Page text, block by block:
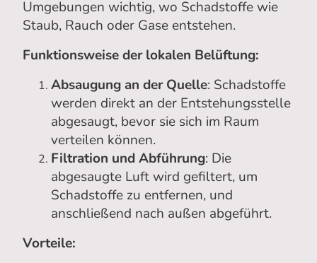
Umgebungen wichtig, wo Schadstoffe wie
Staub, Rauch oder Gase entstehen.
Funktionsweise der lokalen Belüftung:
Absaugung an der Quelle: Schadstoffe
werden direkt an der Entstehungsstelle
abgesaugt, bevor sie sich im Raum
verteilen können.
Filtration und Abführung: Die
abgesaugte Luft wird gefiltert, um
Schadstoffe zu entfernen, und
anschließend nach außen abgeführt.
Vorteile: